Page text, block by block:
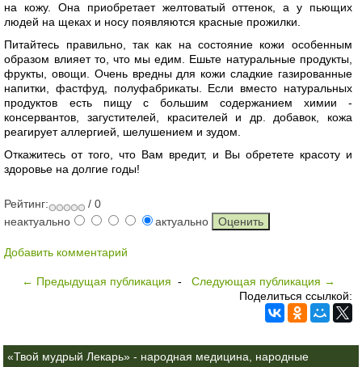
на кожу. Она приобретает желтоватый оттенок, а у пьющих
людей на щеках и носу появляются красные прожилки.
Питайтесь правильно, так как на состояние кожи особенным
образом влияет то, что мы едим. Ешьте натуральные продукты,
фрукты, овощи. Очень вредны для кожи сладкие газированные
напитки, фастфуд, полуфабрикаты. Если вместо натуральных
продуктов есть пищу с большим содержанием химии -
консервантов, загустителей, красителей и др. добавок, кожа
реагирует аллергией, шелушением и зудом.
Откажитесь от того, что Вам вредит, и Вы обретете красоту и
здоровье на долгие годы!
Рейтинг:
/ 0
неактуально
актуально
Добавить комментарий
← Предыдущая публикация - Следующая публикация →
Поделиться ссылкой:
«Твой мудрый Лекарь» - народная медицина, народные